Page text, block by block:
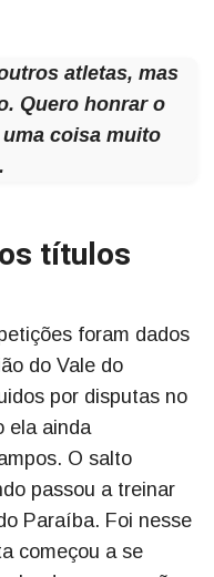
atletas, mas
Quero honrar o
coisa muito
títulos
foram dados
do Vale do
por disputas no
ela ainda
O salto
passou a treinar
Paraíba. Foi nesse
começou a se